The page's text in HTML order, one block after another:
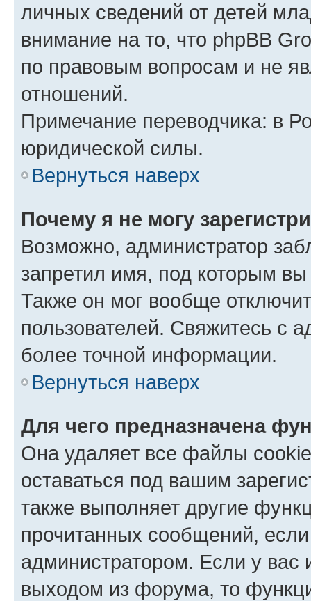
личных сведений от детей
внимание на то, что phpBB
по правовым вопросам и не
отношений.
Примечание переводчика: в
юридической силы.
Вернуться наверх
Почему я не могу
Возможно, администратор
запретил имя, под которым вы
Также он мог вообще
пользователей. Свяжитесь с
более точной информации.
Вернуться наверх
Для чего предназначена
Она удаляет все файлы
оставаться под вашим
также выполняет другие
прочитанных сообщений,
администратором. Если у
выходом из форума, то